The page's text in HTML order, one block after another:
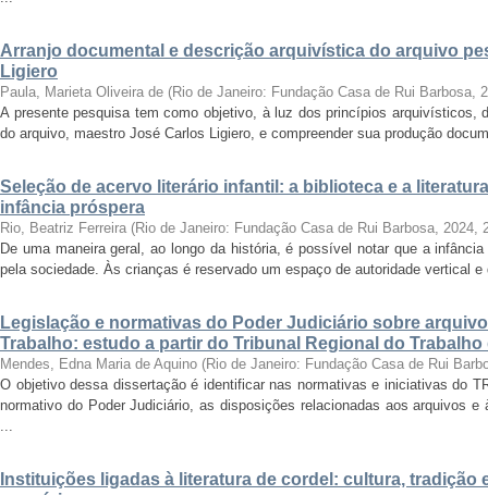
Arranjo documental e descrição arquivística do arquivo
Ligiero
Paula, Marieta Oliveira de (Rio de Janeiro: Fundação Casa de Rui Barbosa
A presente pesquisa tem como objetivo, à luz dos princípios arquivísticos,
do arquivo, maestro José Carlos Ligiero, e compreender sua produção
Seleção de acervo literário infantil: a biblioteca e a
infância próspera
Rio, Beatriz Ferreira (Rio de Janeiro: Fundação Casa de Rui Barbosa, 2024
De uma maneira geral, ao longo da história, é possível notar que a
pela sociedade. Às crianças é reservado um espaço de autoridade vertical
Legislação e normativas do Poder Judiciário sobre
Trabalho: estudo a partir do Tribunal Regional do Trabalho
Mendes, Edna Maria de Aquino (Rio de Janeiro: Fundação Casa de Rui
O objetivo dessa dissertação é identificar nas normativas e iniciativas do
normativo do Poder Judiciário, as disposições relacionadas aos arquivos e
Instituições ligadas à literatura de cordel: cultura, tradição